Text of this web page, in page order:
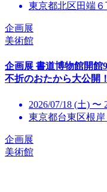
東京都北区田端
企画展
美術館
企画展 書道博物館開館
不折のおたから大公開
2026/07/18 (土) 〜
東京都台東区根
企画展
美術館